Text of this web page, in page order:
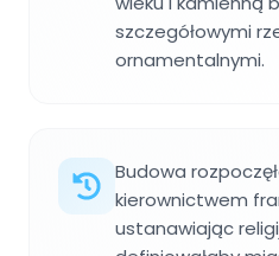
szczegółowymi
ornamentalnymi.
Budowa
kierownictwem
ustanawiając